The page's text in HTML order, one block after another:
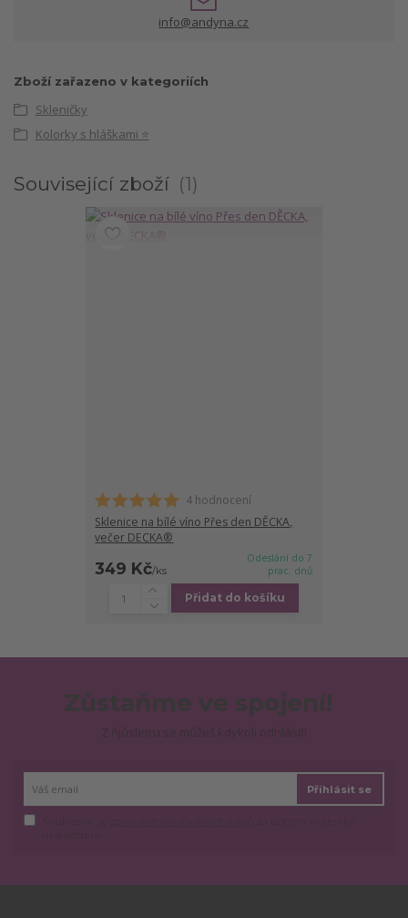
info@andyna.cz
Zboží zařazeno v kategoriích
Skleničky
Kolorky s hláškami ⭐
Související zboží 1
4 hodnocení
Sklenice na bílé víno Přes den DĚCKA,
večer DECKA®
349 Kč/ks
Odeslání do 7
prac. dnů
Přidat do košíku
Přihlásit se